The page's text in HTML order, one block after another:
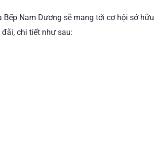
Nam Dương sẽ mang tới cơ hội sở hữu
chi tiết như sau: